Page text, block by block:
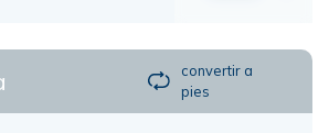
convertir a
pies